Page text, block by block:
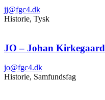
jj@fgc4.dk
Historie, Tysk
JO – Johan Kirkegaard
jo@fgc4.dk
Historie, Samfundsfag